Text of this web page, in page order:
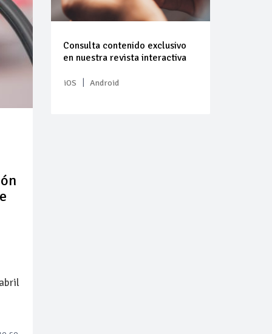
Consulta contenido exclusivo
en nuestra revista interactiva
iOS | Android